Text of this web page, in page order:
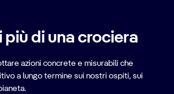
più di una crociera
azioni concrete e misurabili che
a lungo termine sui nostri ospiti, sui